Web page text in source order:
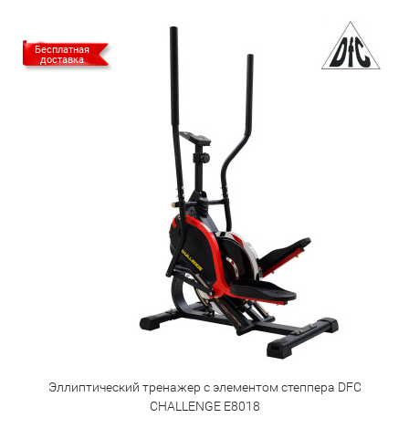
Бесплатная
доставка
Эллиптический тренажер с элементом степпера DFC
CHALLENGE E8018